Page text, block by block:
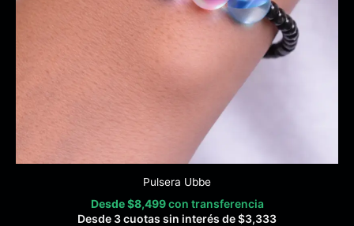
Pulsera Ubbe
Desde$8,499 con transferencia
Desde 3 cuotas sin interés de$3,333